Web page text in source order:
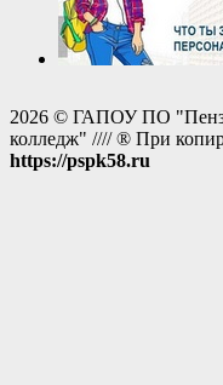
2026 © ГАПОУ ПО
колледж" //// ® При
https://pspk58.ru